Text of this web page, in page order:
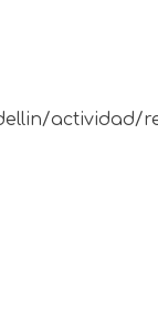
actividad/